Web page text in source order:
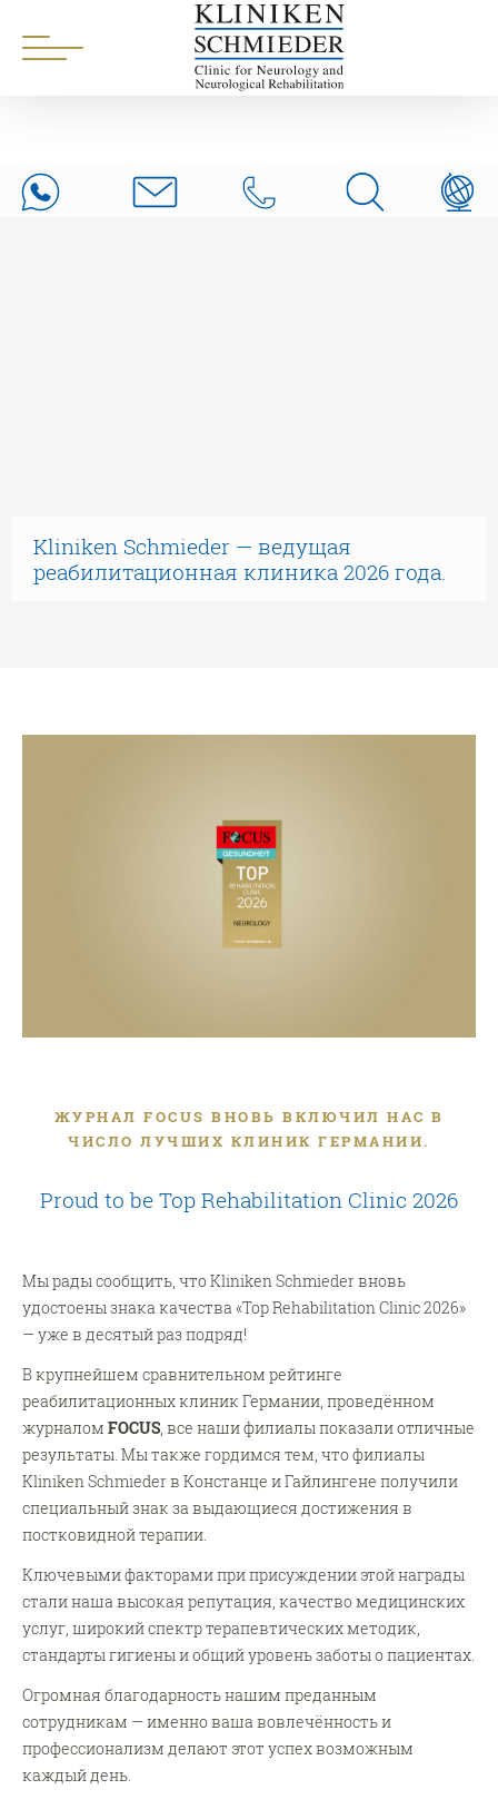
Kliniken Schmieder — ведущая
реабилитационная клиника 2026 года.
ЖУРНАЛ FOCUS ВНОВЬ ВКЛЮЧИЛ НАС В
ЧИСЛО ЛУЧШИХ КЛИНИК ГЕРМАНИИ.
Proud to be Top Rehabilitation Clinic 2026
Мы рады сообщить, что Kliniken Schmieder вновь
удостоены знака качества «Top Rehabilitation Clinic 2026»
— уже в десятый раз подряд!
В крупнейшем сравнительном рейтинге
реабилитационных клиник Германии, проведённом
журналом FOCUS, все наши филиалы показали отличные
результаты. Мы также гордимся тем, что филиалы
Kliniken Schmieder в Констанце и Гайлингене получили
специальный знак за выдающиеся достижения в
постковидной терапии.
Ключевыми факторами при присуждении этой награды
стали наша высокая репутация, качество медицинских
услуг, широкий спектр терапевтических методик,
стандарты гигиены и общий уровень заботы о пациентах.
Огромная благодарность нашим преданным
сотрудникам — именно ваша вовлечённость и
профессионализм делают этот успех возможным
каждый день.